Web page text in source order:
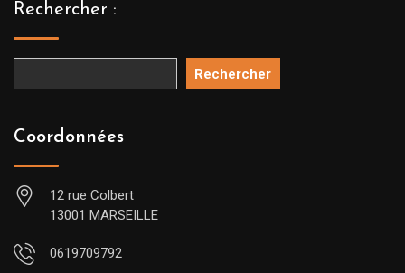
Rechercher :
Rechercher
Coordonnées
12 rue Colbert
13001 MARSEILLE
0619709792